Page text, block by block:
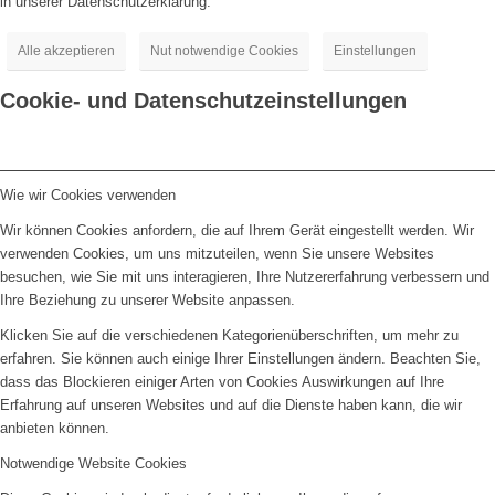
Alle akzeptieren Nut notwendige Cookies Einstellungen
Cookie- und Datenschutzeinstellungen
Wie wir Cookies verwenden
Wir können Cookies anfordern, die auf Ihrem Gerät eingestellt werden. Wir
verwenden Cookies, um uns mitzuteilen, wenn Sie unsere Websites
besuchen, wie Sie mit uns interagieren, Ihre Nutzererfahrung verbessern und
Ihre Beziehung zu unserer Website anpassen.
Klicken Sie auf die verschiedenen Kategorienüberschriften, um mehr zu
erfahren. Sie können auch einige Ihrer Einstellungen ändern. Beachten Sie,
dass das Blockieren einiger Arten von Cookies Auswirkungen auf Ihre
Erfahrung auf unseren Websites und auf die Dienste haben kann, die wir
anbieten können.
Notwendige Website Cookies